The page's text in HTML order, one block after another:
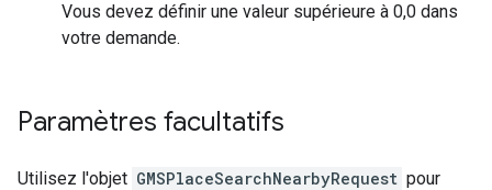
Vous devez définir une valeur supérieure à 0,0 dans
votre demande.
Paramètres facultatifs
Utilisez l'objet GMSPlaceSearchNearbyRequest pour